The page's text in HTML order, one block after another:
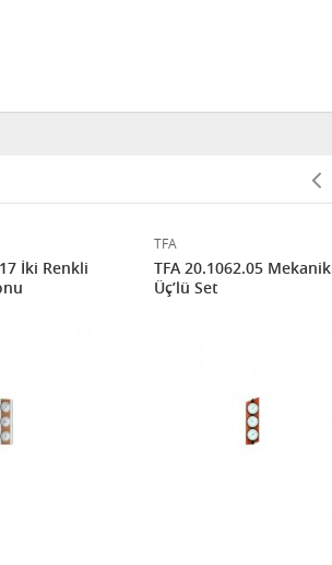
İki Renkli
TFA
TFA 20.1062.05 Mekanik
Üç’lü Set